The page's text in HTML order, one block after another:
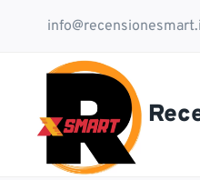
contenuto